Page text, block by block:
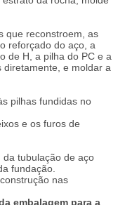
que reconstroem, as
reforçado do aço, a
de H, a pilha do PC e a
diretamente, e moldar a
pilhas fundidas no
e os furos de
tubulação de aço
fundação.
nas
embalagem para a